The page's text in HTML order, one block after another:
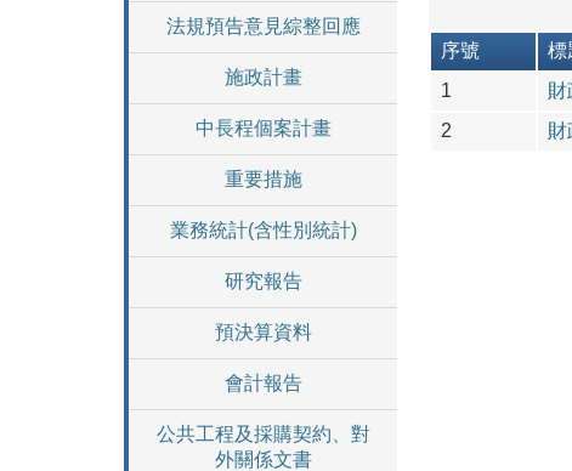
法規預告意見綜整回應
施政計畫
中長程個案計畫
重要措施
業務統計(含性別統計)
研究報告
預決算資料
會計報告
公共工程及採購契約、對
外關係文書
序號 標
1
財
2
財